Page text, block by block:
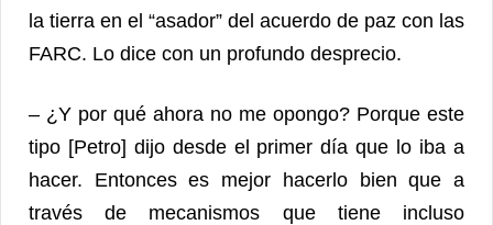
la tierra en el “asador” del acuerdo de paz con las
FARC. Lo dice con un profundo desprecio.
– ¿Y por qué ahora no me opongo? Porque este
tipo [Petro] dijo desde el primer día que lo iba a
hacer. Entonces es mejor hacerlo bien que a
través de mecanismos que tiene incluso